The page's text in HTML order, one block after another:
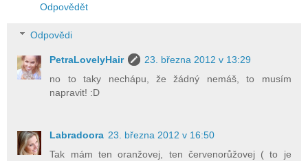
Odpovědět
Odpovědi
PetraLovelyHair
23. března 2012 v 13:29
no to taky nechápu, že žádný nemáš, to musím
napravit! :D
Labradoora 23. března 2012 v 16:50
Tak mám ten oranžovej, ten červenorůžovej ( to je